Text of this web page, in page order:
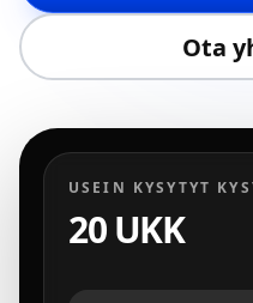
Ota
USEIN KYSYTYT
20 UKK